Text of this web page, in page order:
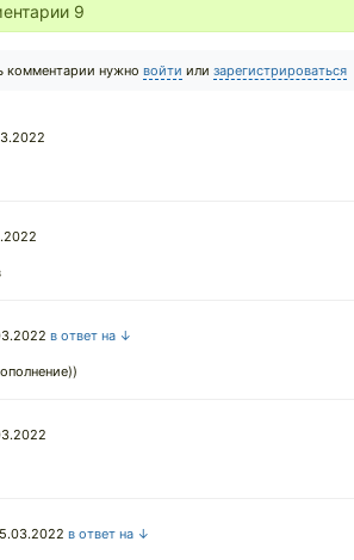
9
комментарии нужно войти или зарегистрироваться
в ответ на ↓
в ответ на ↓